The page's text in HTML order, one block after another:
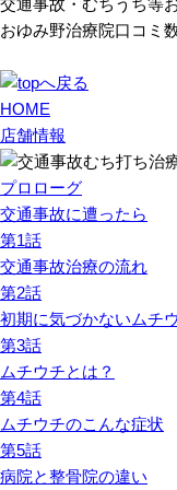
交通事故・むちうち等
おゆみ野治療院口コミ
HOME
店舗情報
プロローグ
交通事故に遭ったら
第1話
交通事故治療の流れ
第2話
初期に気づかないムチ
第3話
ムチウチとは？
第4話
ムチウチのこんな症状
第5話
病院と整骨院の違い